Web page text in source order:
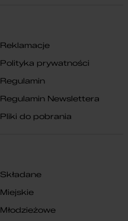
Reklamacje
Polityka prywatności
Regulamin
Regulamin Newslettera
Pliki do pobrania
Składane
Miejskie
Młodzieżowe